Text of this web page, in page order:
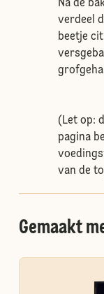
Na de
verdeel
beetje
(Let op:
pagina
van de
Gemaakt